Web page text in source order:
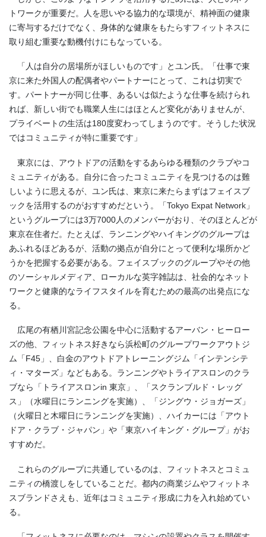
トワークが重要だ。人を思いやる協力的な環境が、精神面の健康
に寄与するだけでなく、身体的な健康をもたらすフィットネスに
取り組む重要な動機付けにもなっている。
「人は自分の居場所がほしいものです」とユン氏。「仕事で東
京に来た外国人の配偶者やパートナーにとって、これは切実で
す。パートナーが同じ仕事、あるいは似たような仕事を続けられ
れば、新しい街でも職業人生にはほとんど変化がありませんが、
プライベートの生活は180度変わってしまうのです。そうした状況
ではコミュニティが特に重要です」
東京には、アウトドアの活動をするあらゆる種類のクラブやコ
ミュニティがある。自分に合ったコミュニティを見つけるのは難
しいように思えるが、ユン氏は、東京に来たらまずはフェイスブ
ックを活用するのがおすすめだという。「Tokyo Expat Network 」
というグループには3万7000人のメンバーがおり、そのほとんどが
東京在住者だ。たとえば、ランニングやハイキングのグループは
あふれるほどあるが、活動の拠点が自分にとって便利な場所かど
うかを把握する必要がある。フェイスブックのグループやその他
のソーシャルメディア、ローカルな英字雑誌は、社会的なネット
ワークと健康的なライフスタイルを育むための最高の出発点にな
る。
広尾の有栖川宮記念公園を中心に活動するアーバン・ヒーロー
ズの他、フィットネス好きなら浜松町のグループワークアウトジ
ム「F45 」、白金のアウトドアトレーニングジム「インテンシテ
ィ・マターズ」などもある。ランニングやトライアスロンのクラ
ブなら「トライアスロンin 東京」、「スクランブルド・レッグ
ス」（水曜日にランニングを実施）、「ジングウ・ジョガーズ」
（火曜日と木曜日にランニングを実施）、ハイカーには「アウト
ドア・クラブ・ジャパン」や「東京ハイキング・グループ」がお
すすめだ。
これらのグループに共通しているのは、フィットネスとコミュ
ニティの橋渡しをしていることだ。都内の商業ジムやフィットネ
スブランドさえも、近年はコミュニティ形成に力を入れ始めてい
る。